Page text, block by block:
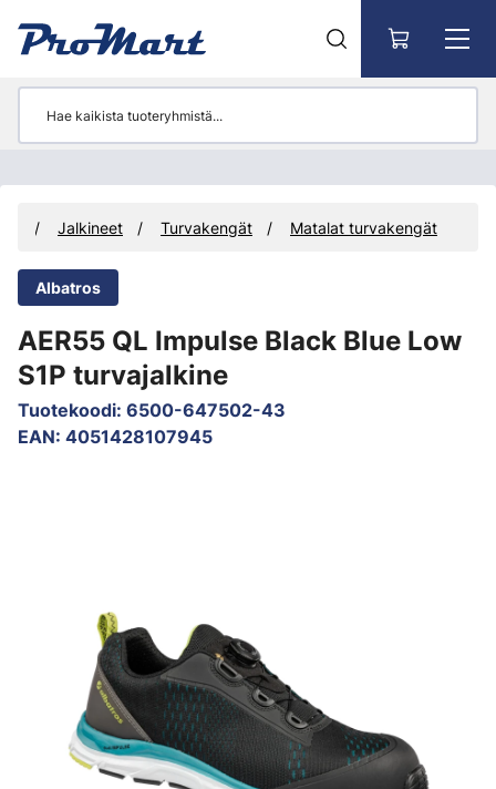
Jalkineet Turvakengät Matalat turvakengät
Albatros
AER55 QL Impulse Black Blue Low
S1P turvajalkine
Tuotekoodi: 6500-647502-43
EAN: 4051428107945